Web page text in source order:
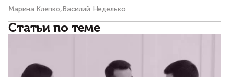
Марина Клепко,Василий Неделько
Статьи по теме